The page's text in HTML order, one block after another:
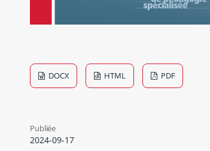
DOCX HTML PDF
Publiée
2024-09-17